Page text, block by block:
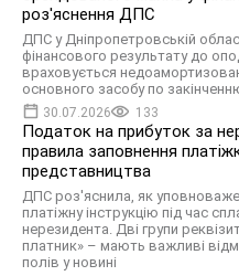
роз'яснення ДПС
ДПС у Дніпропетровській
фінансового результату до
враховується
основного засобу по
30.07.2026 133
Податок на прибуток за
правила заповнення
представництва
ДПС роз'яснила, як
платіжну інструкцію під час
нерезидента. Дві групи
платник» – мають важливі
полів у новині